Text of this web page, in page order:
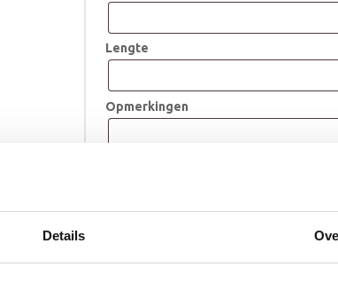
Details
Lengte
Opmerkingen
TOEVOEGEN